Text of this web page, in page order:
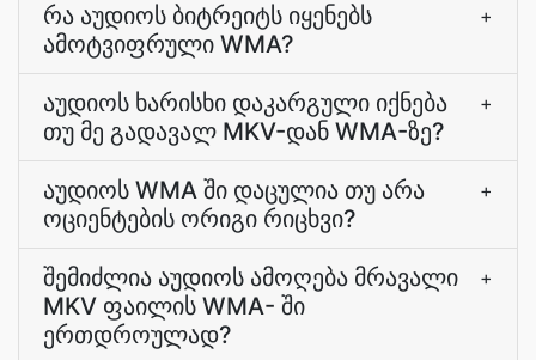
რა აუდიოს ბიტრეიტს იყენებს
ამოტვიფრული WMA?
+
აუდიოს ხარისხი დაკარგული იქნება
თუ მე გადავალ MKV-დან WMA-ზე?
+
აუდიოს WMA ში დაცულია თუ არა
ოციენტების ორიგი რიცხვი?
+
შემიძლია აუდიოს ამოღება მრავალი
MKV ფაილის WMA- ში
ერთდროულად?
+